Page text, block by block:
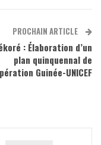
PROCHAIN ARTICLE
: Élaboration d’un
plan quinquennal de
Guinée-UNICEF